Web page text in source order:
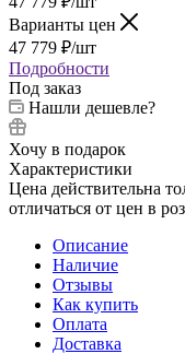
Варианты цен
47 779 ₽/шт
Подробности
Под заказ
Нашли дешевле?
Хочу в подарок
Характеристики
Цена действительна
отличаться от цен в
Описание
Наличие
Отзывы
Как купить
Оплата
Доставка